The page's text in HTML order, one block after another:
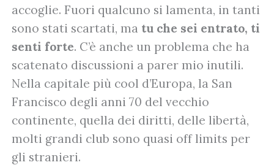
accoglie. Fuori qualcuno si lamenta, in tanti
sono stati scartati, ma tu che sei entrato, ti
senti forte. C’è anche un problema che ha
scatenato discussioni a parer mio inutili.
Nella capitale più cool d’Europa, la San
Francisco degli anni 70 del vecchio
continente, quella dei diritti, delle libertà,
molti grandi club sono quasi off limits per
gli stranieri.